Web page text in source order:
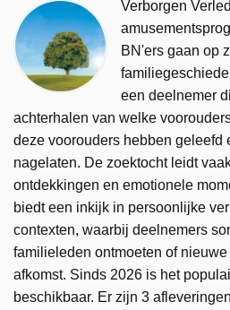
Verborgen
BN'ers gaan op
een deelnemer
achterhalen van welke
deze voorouders hebben geleefd
nagelaten. De zoektocht leidt
ontdekkingen en emotionele
biedt een inkijk in persoonlijke
contexten, waarbij deelnemers
familieleden ontmoeten of
afkomst. Sinds 2026 is het
beschikbaar. Er zijn 3